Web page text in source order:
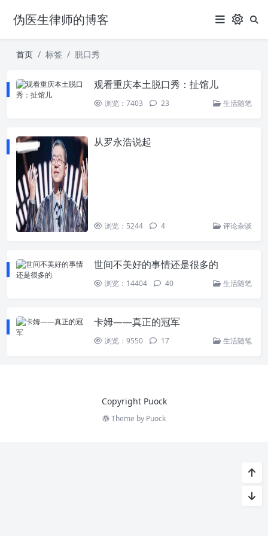
伪医生律师的博客
首页 标签 脱口秀
观看重庆本土脱口秀：扯馆儿
浏览：7403 23 生活随笔
从罗永浩说起
浏览：5244 4 评论杂谈
世间不美好的事情还是很多的
浏览：14404 40 生活随笔
卡姆——真正的冠军
浏览：9550 17 生活随笔
Copyright Puock
Theme by Puock